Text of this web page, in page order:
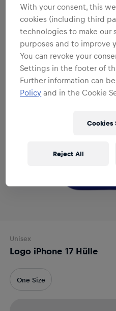
Unisex
Logo iPhone 17 Hülle
One Size
With your consent, this
cookies (including third
technologies to make our
purposes and to improve
You can revoke your
Settings in the footer of
Further information can
Policy and in the Cookie
Cookies
Reject All